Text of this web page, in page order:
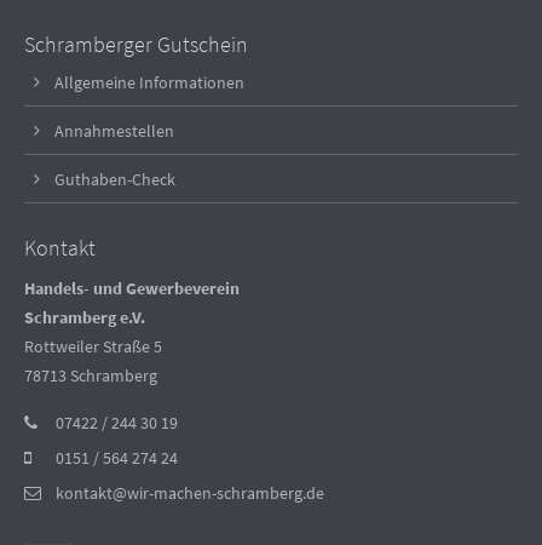
Schramberger Gutschein
Allgemeine Informationen
Annahmestellen
Guthaben-Check
Kontakt
Handels- und Gewerbeverein
Schramberg e.V.
Rottweiler Straße 5
78713 Schramberg
07422 / 244 30 19
0151 / 564 274 24
kontakt@wir-machen-schramberg.de